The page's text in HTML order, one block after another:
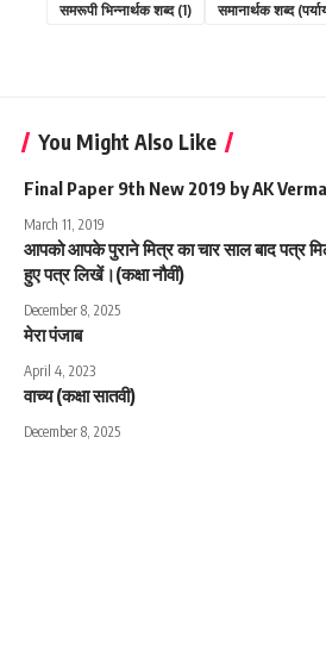
समरूपी भिन्नार्थक शब्द(1) समानार्थक शब्द
You Might Also Like
Final Paper 9th New 2019 by AK Verma
March 11, 2019
आपको आपके पुराने मित्र का चार साल बाद पत्र
हुए पत्र लिखें।(कक्षा नौवीं)
December 8, 2025
मेरा पंजाब
April 4, 2023
वाच्य (कक्षा सातवी)
December 8, 2025